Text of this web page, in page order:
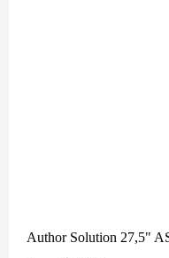
Author Solution 27,5"